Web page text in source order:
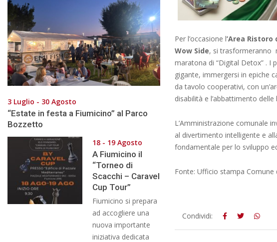
Per l’occasione l’Area Ristoro
Wow Side, si trasformeranno
maratona di “Digital Detox” . I
gigante, immergersi in epiche
da tavolo cooperativi, con
disabilità e l’abbattimento
L’Amministrazione comunale
al divertimento intelligente e
fondamentale per lo sviluppo
Fonte: Ufficio stampa Comune
2026-
05-
Condividi:
3 Luglio - 30 Agosto
“Estate in festa a Fiumicino” al Parco
Bozzetto
18 - 19 Agosto
A Fiumicino il
“Torneo di
Scacchi – Caravel
Cup Tour”
Fiumicino si prepara
ad accogliere una
nuova importante
iniziativa dedicata